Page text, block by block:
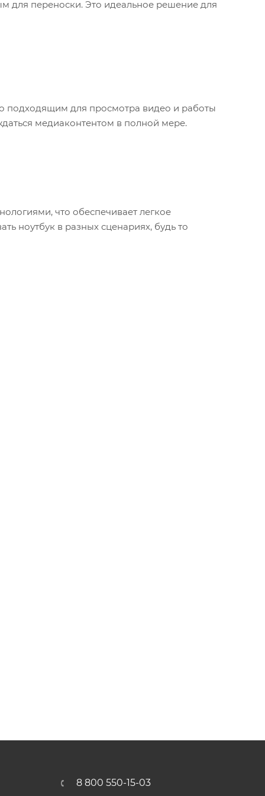
для переноски. Это идеальное решение для
подходящим для просмотра видео и работы
медиаконтентом в полной мере.
что обеспечивает легкое
ноутбук в разных сценариях, будь то
8 800 550-15-03